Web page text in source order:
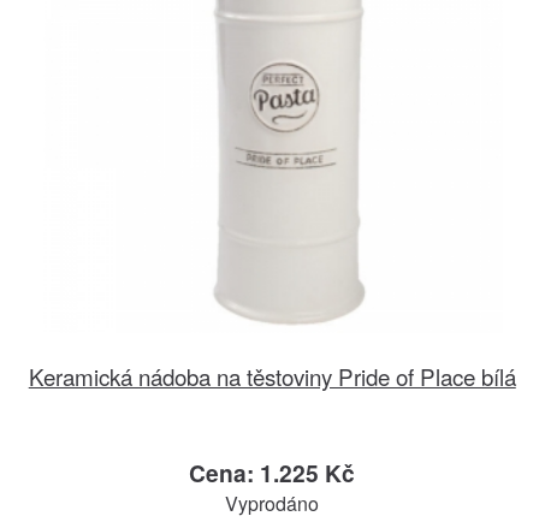
Keramická nádoba na těstoviny Pride of Place bílá
Cena: 1.225 Kč
Vyprodáno